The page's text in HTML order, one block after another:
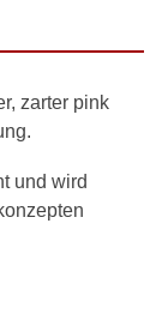
zarter pink
und wird